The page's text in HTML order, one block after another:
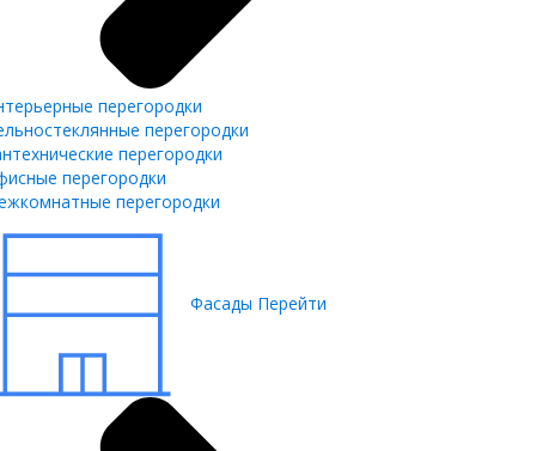
перегородки
перегородки
перегородки
перегородки
перегородки
Фасады Перейти